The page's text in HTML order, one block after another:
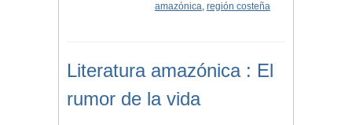
amazónica, región costeña
Literatura amazónica : El
rumor de la vida